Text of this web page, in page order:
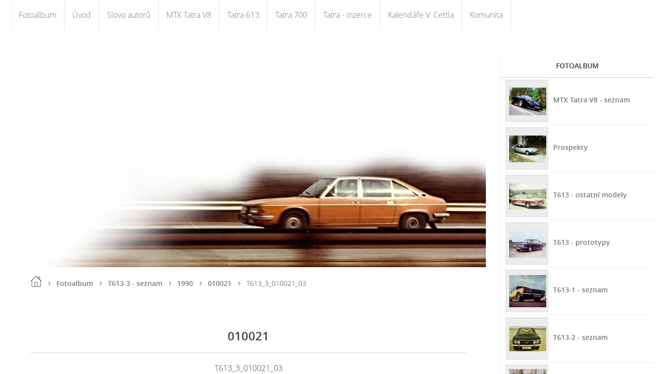
Fotoalbum Úvod Slovo autorů MTX Tatra V8 Tatra 613 Tatra 700 Tatra - inzerce Kalendáře V. Cettla Komunita
Fotoalbum T613-3 - seznam 1990 010021 T613_3_010021_03
010021
T613_3_010021_03
FOTOALBUM
MTX Tatra V8 - seznam
Prospekty
T613 - ostatní modely
T613 - prototypy
T613-1 - seznam
T613-2 - seznam